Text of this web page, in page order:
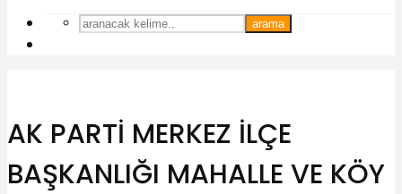
arama
AK PARTİ MERKEZ İLÇE
BAŞKANLIĞI MAHALLE VE KÖY